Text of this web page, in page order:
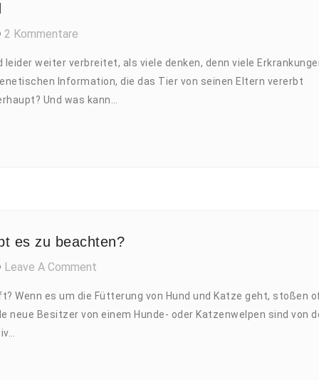
2 Kommentare
Beim
Hund
weiter verbreitet, als viele denken, denn viele
Information, die das Tier von seinen Eltern vererbt
Und was kann…
es zu beachten?
Leave A Comment
–
Was
Wenn es um die Fütterung von Hund und Katze geht, stoßen
neue Besitzer von einem Hunde- oder Katzenwelpen sind von